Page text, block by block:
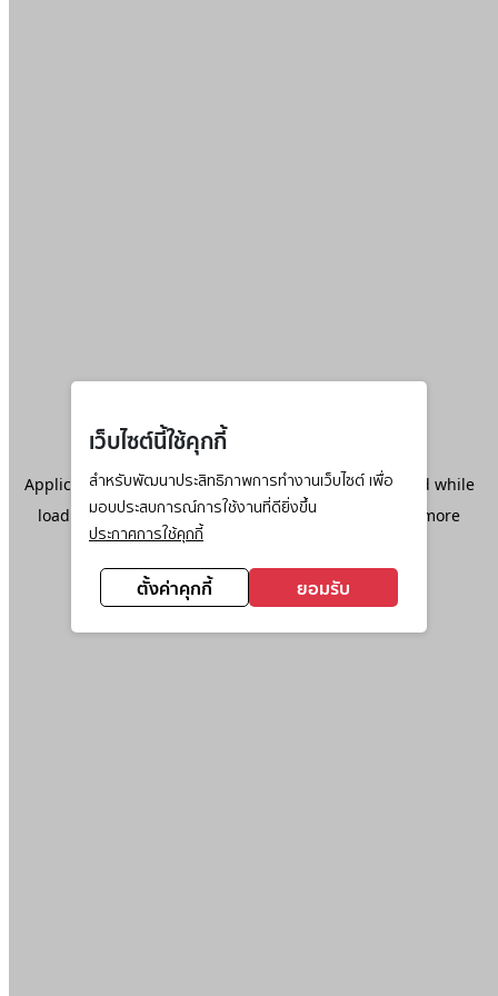
เว็บไซต์นี้ใช้คุกกี้
สำหรับพัฒนาประสิทธิภาพการทำงานเว็บไซต์ เพื่อ
มอบประสบการณ์การใช้งานที่ดียิ่งขึ้น
ประกาศการใช้คุกกี้
ตั้งค่าคุกกี้ ยอมรับ
Application error: aclient-side exception has occurred while
loadingwww.ktc.co.th(see the browser console
for more
information).